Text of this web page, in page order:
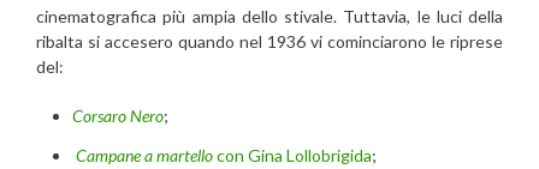
cinematografica più ampia dello stivale. Tuttavia, le luci della
ribalta si accesero quando nel 1936 vi cominciarono le riprese
del:
Corsaro Nero;
Campane a martellocon Gina Lollobrigida;